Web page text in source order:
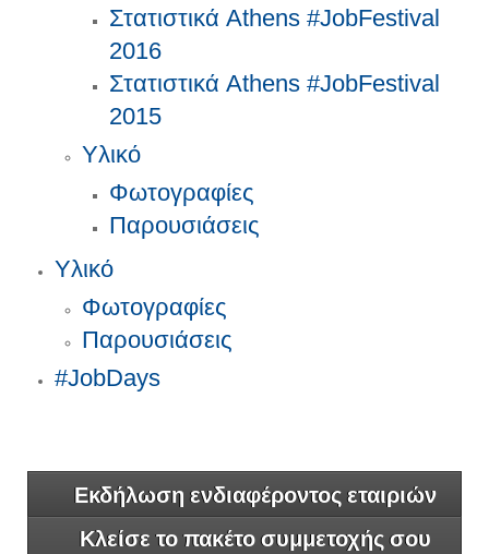
Στατιστικά Athens #JobFestival
2016
Στατιστικά Athens #JobFestival
2015
Υλικό
Φωτογραφίες
Παρουσιάσεις
Υλικό
Φωτογραφίες
Παρουσιάσεις
#JobDays
Εκδήλωση ενδιαφέροντος εταιριών
Κλείσε το πακέτο συμμετοχής σου